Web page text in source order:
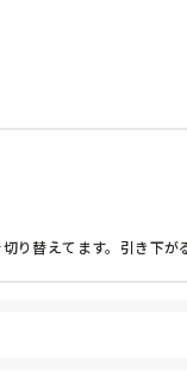
きでしょうか？
は理解しています
い』と言われたとき
り替えてます。引き下が